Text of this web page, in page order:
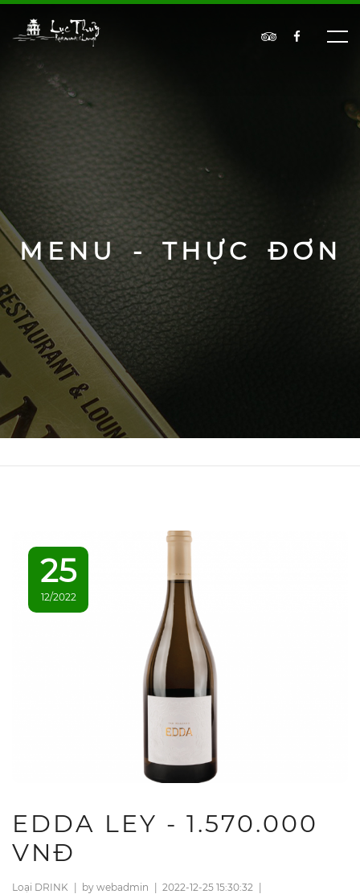
MENU - THỰC ĐƠN
25
12/2022
EDDA LEY - 1.570.000
VNĐ
Loại DRINK | by webadmin | 2022-12-25 15:30:32 |